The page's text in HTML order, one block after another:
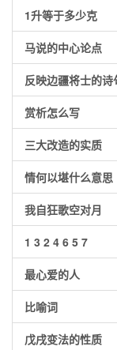
1升等于多少克
马说的中心论点
反映边疆将士的诗
赏析怎么写
三大改造的实质
情何以堪什么意思
我自狂歌空对月
1 3 2 4 6 5 7
最心爱的人
比喻词
戊戌变法的性质